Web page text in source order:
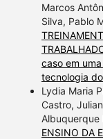
Marcos
Silva, Pablo
caso em
tecnologia
Lydia Maria
Castro,
Albuquerque
ENSINO DA